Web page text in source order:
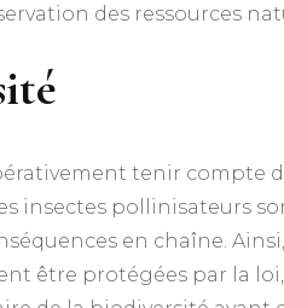
des ressources
tenir compte
insectes pollinisateurs
en chaîne.
être protégées par la